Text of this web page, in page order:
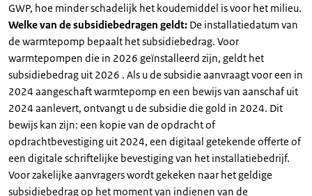
GWP, hoe minder schadelijk het koudemiddel is voor het milieu.
Welke van de subsidiebedragen geldt: De installatiedatum van
de warmtepomp bepaalt het subsidiebedrag. Voor
warmtepompen die in 2026 geïnstalleerd zijn, geldt het
subsidiebedrag uit 2026 . Als u de subsidie aanvraagt voor een in
2024 aangeschaft warmtepomp en een bewijs van aanschaf uit
2024 aanlevert, ontvangt u de subsidie die gold in 2024. Dit
bewijs kan zijn: een kopie van de opdracht of
opdrachtbevestiging uit 2024, een digitaal getekende offerte of
een digitale schriftelijke bevestiging van het installatiebedrijf.
Voor zakelijke aanvragers wordt gekeken naar het geldige
subsidiebedrag op het moment van indienen van de